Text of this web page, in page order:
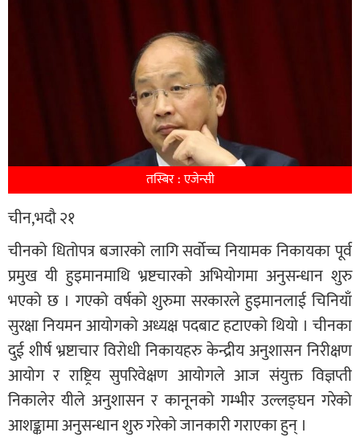
तस्बिर : एजेन्सी
चीन,भदौ २१
चीनको धितोपत्र बजारको लागि सर्वोच्च नियामक निकायका पूर्व
प्रमुख यी हुइमानमाथि भ्रष्टचारको अभियोगमा अनुसन्धान शुरु
भएको छ । गएको वर्षको शुरुमा सरकारले हुइमानलाई चिनियाँ
सुरक्षा नियमन आयोगको अध्यक्ष पदबाट हटाएको थियो । चीनका
दुई शीर्ष भ्रष्टाचार विरोधी निकायहरु केन्द्रीय अनुशासन निरीक्षण
आयोग र राष्ट्रिय सुपरिवेक्षण आयोगले आज संयुक्त विज्ञप्ती
निकालेर यीले अनुशासन र कानूनको गम्भीर उल्लङ्घन गरेको
आशङ्कामा अनुसन्धान शुरु गरेको जानकारी गराएका हुन् ।